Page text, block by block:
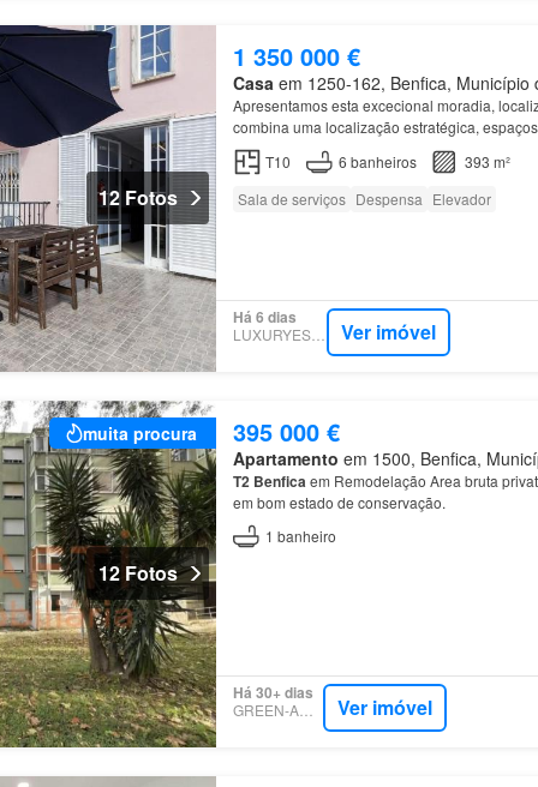
12 Fotos
1 350 000 €
Casa em 1250-162, Benfica, Município
Apresentamos esta excecional moradia,
combina uma localização estratégica,
Térreo:~~Áreas sociais bem planeadas, com
T10 6 banheiros
393 m²
Sala de serviços Despensa Elevador
Há 6 dias
LUXURYESTATE Ver imóvel
muita procura
12 Fotos
395 000 €
Apartamento em 1500, Benfica,
T2 Benficaem Remodelação Area bruta
em bom estado de conservação.
1 banheiro
Há 30+ dias
GREEN-ACRES Ver imóvel